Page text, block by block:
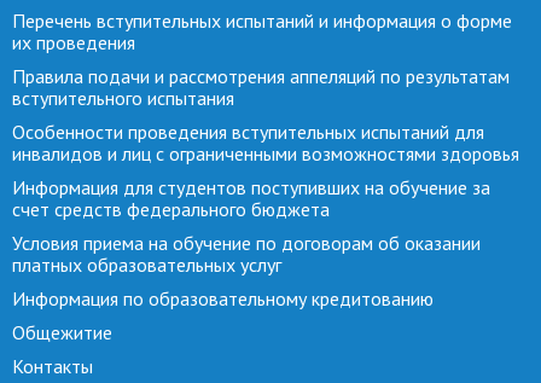
Перечень вступительных испытаний и информация о форме
их проведения
Правила подачи и рассмотрения аппеляций по результатам
вступительного испытания
Особенности проведения вступительных испытаний для
инвалидов и лиц с ограниченными возможностями здоровья
Информация для студентов поступивших на обучение за
счет средств федерального бюджета
Условия приема на обучение по договорам об оказании
платных образовательных услуг
Информация по образовательному кредитованию
Общежитие
Контакты